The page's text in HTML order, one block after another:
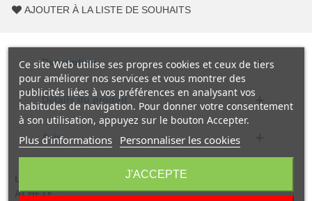
AJOUTER À LA LISTE DE SOUHAITS
Description
Détails du produit
Avis
LES CLIENTS QUI ONT ACHETÉ CE PRODUIT ONT AUSSI
ACHETÉ :
Ce site Web utilise ses propres cookies et ceux de tiers
pour améliorer nos services et vous montrer des
publicités liées à vos préférences en analysant vos
habitudes de navigation. Pour donner votre consentement
à son utilisation, appuyez sur le bouton Accepter.
Plus d'informations Personnaliser les cookies
J'ACCEPTE